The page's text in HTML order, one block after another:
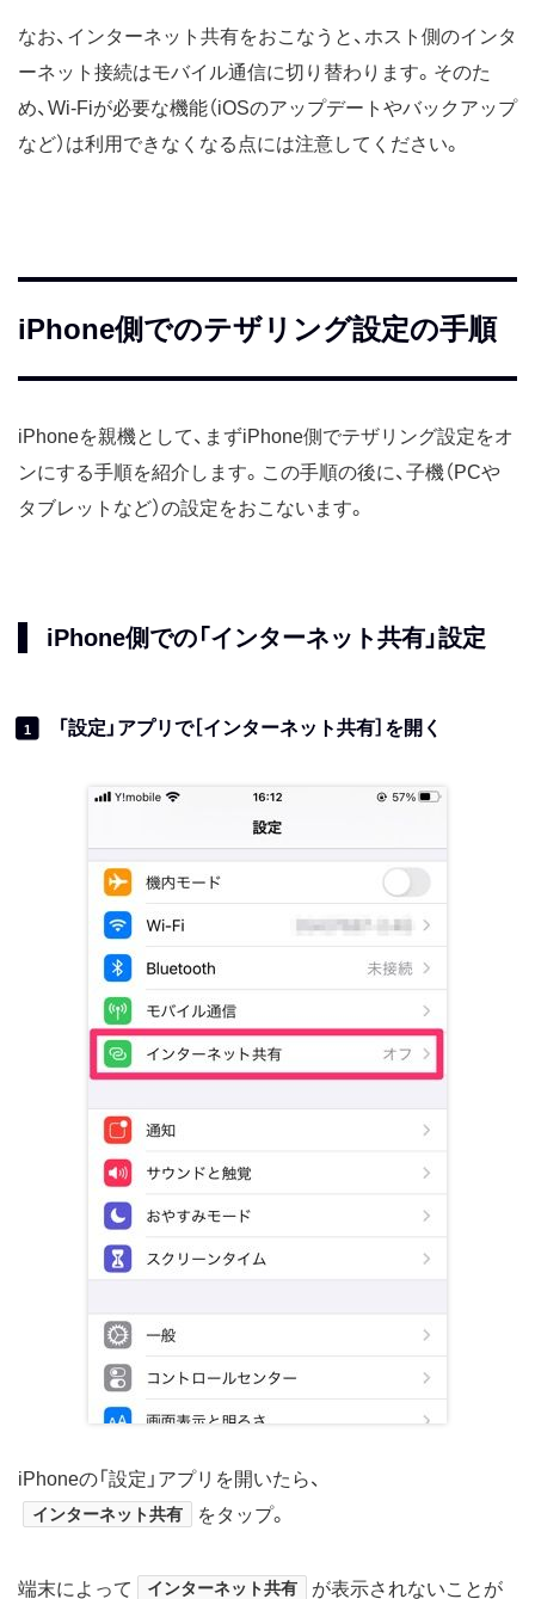
なお、インターネット共有をおこなうと、ホスト側のインタ
ーネット接続はモバイル通信に切り替わります。そのた
め、Wi-Fiが必要な機能（iOSのアップデートやバックアップ
など）は利用できなくなる点には注意してください。
iPhone側でのテザリング設定の手順
iPhoneを親機として、まずiPhone側でテザリング設定をオ
ンにする手順を紹介します。この手順の後に、子機（PCや
タブレットなど）の設定をおこないます。
iPhone側での「インターネット共有」設定
1 「設定」アプリで［インターネット共有］を開く
iPhoneの「設定」アプリを開いたら、
インターネット共有 をタップ。
端末によって インターネット共有
が表示されないことが